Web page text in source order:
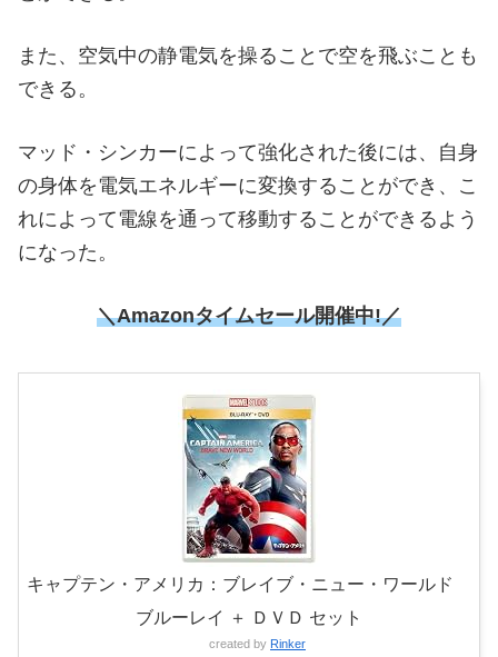
また、空気中の静電気を操ることで空を飛ぶことも
できる。
マッド・シンカーによって強化された後には、自身
の身体を電気エネルギーに変換することができ、こ
れによって電線を通って移動することができるよう
になった。
＼Amazonタイムセール開催中!／
キャプテン・アメリカ：ブレイブ・ニュー・ワールド
ブルーレイ ＋ ＤＶＤ セット
created by Rinker